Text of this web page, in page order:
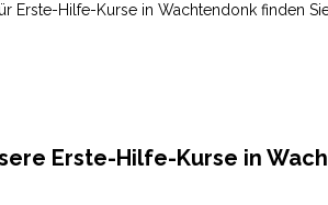
Erste-Hilfe-Kurse in Wachtendonk finden
Erste-Hilfe-Kurse in